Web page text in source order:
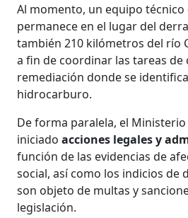
Al momento, un equipo
permanece en el lugar del
también 210 kilómetros del río
a fin de coordinar las tareas de
remediación donde se
hidrocarburo.
De forma paralela, el
iniciadoacciones legales y
función de las evidencias de
social, así como los indicios de
son objeto de multas y
legislación.